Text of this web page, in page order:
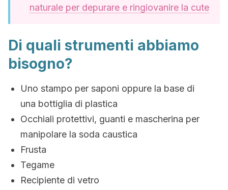
naturale per depurare e ringiovanire la cute
Di quali strumenti abbiamo
bisogno?
Uno stampo per saponi oppure la base di
una bottiglia di plastica
Occhiali protettivi, guanti e mascherina per
manipolare la soda caustica
Frusta
Tegame
Recipiente di vetro